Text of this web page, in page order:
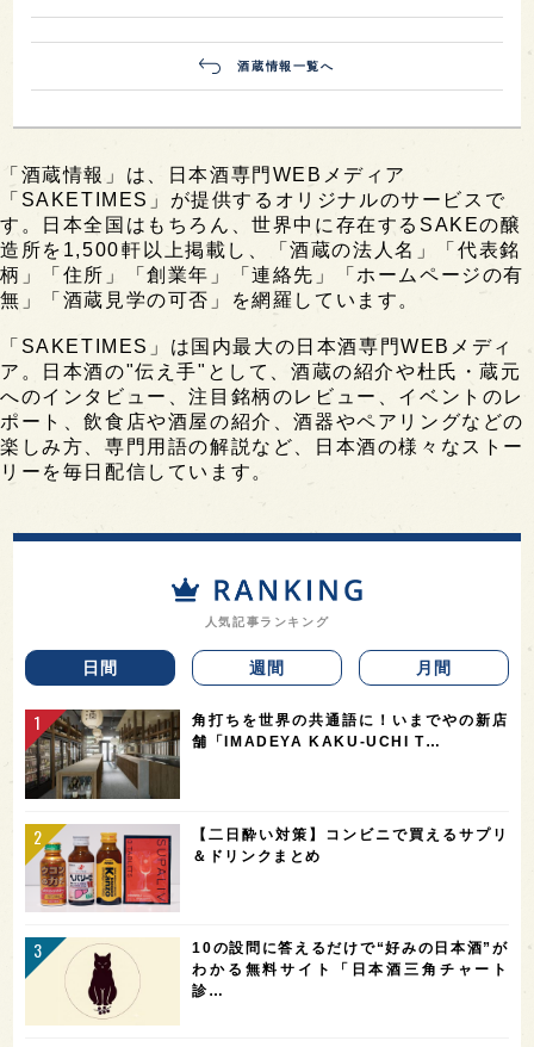
酒蔵情報一覧へ
「酒蔵情報」は、日本酒専門WEBメディア
「SAKETIMES」が提供するオリジナルのサービスで
す。日本全国はもちろん、世界中に存在するSAKEの醸
造所を1,500軒以上掲載し、「酒蔵の法人名」「代表銘
柄」「住所」「創業年」「連絡先」「ホームページの有
無」「酒蔵見学の可否」を網羅しています。
「SAKETIMES」は国内最大の日本酒専門WEBメディ
ア。日本酒の"伝え手"として、酒蔵の紹介や杜氏・蔵元
へのインタビュー、注目銘柄のレビュー、イベントのレ
ポート、飲食店や酒屋の紹介、酒器やペアリングなどの
楽しみ方、専門用語の解説など、日本酒の様々なストー
リーを毎日配信しています。
人気記事ランキング
日間 週間 月間
角打ちを世界の共通語に！いまでやの新店
舗「IMADEYA KAKU-UCHI T…
【二日酔い対策】コンビニで買えるサプリ
＆ドリンクまとめ
10の設問に答えるだけで“好みの日本酒”が
わかる無料サイト「日本酒三角チャート
診…